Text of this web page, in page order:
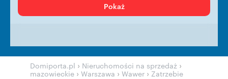
Pokaż
Domiporta.pl › Nieruchomości na sprzedaż ›
mazowieckie › Warszawa › Wawer ›Zatrzebie